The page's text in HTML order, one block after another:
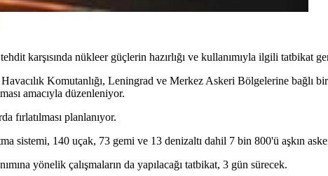
karşısında nükleer güçlerin hazırlığı ve kullanımıyla ilgili tatbikat
Komutanlığı, Leningrad ve Merkez Askeri Bölgelerine bağlı
amacıyla düzenleniyor.
fırlatılması planlanıyor.
sistemi, 140 uçak, 73 gemi ve 13 denizaltı dahil 7 bin 800'ü aşkın
yönelik çalışmaların da yapılacağı tatbikat, 3 gün sürecek.